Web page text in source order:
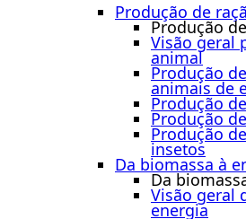
Produção de
Produção
Visão geral
animal
Produção
animais de
Produção
Produção
Produção
insetos
Da biomassa à
Da
Visão geral
energia